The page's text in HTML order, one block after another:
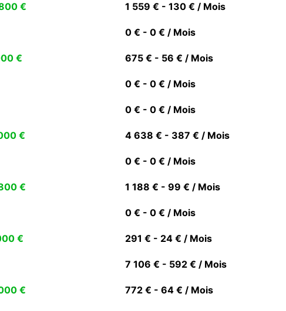
€ 1 559 € - 130 € / Mois
0 € - 0 € / Mois
€ 675 € - 56 € / Mois
0 € - 0 € / Mois
0 € - 0 € / Mois
€ 4 638 € - 387 € / Mois
0 € - 0 € / Mois
€ 1 188 € - 99 € / Mois
0 € - 0 € / Mois
€ 291 € - 24 € / Mois
7 106 € - 592 € / Mois
€ 772 € - 64 € / Mois